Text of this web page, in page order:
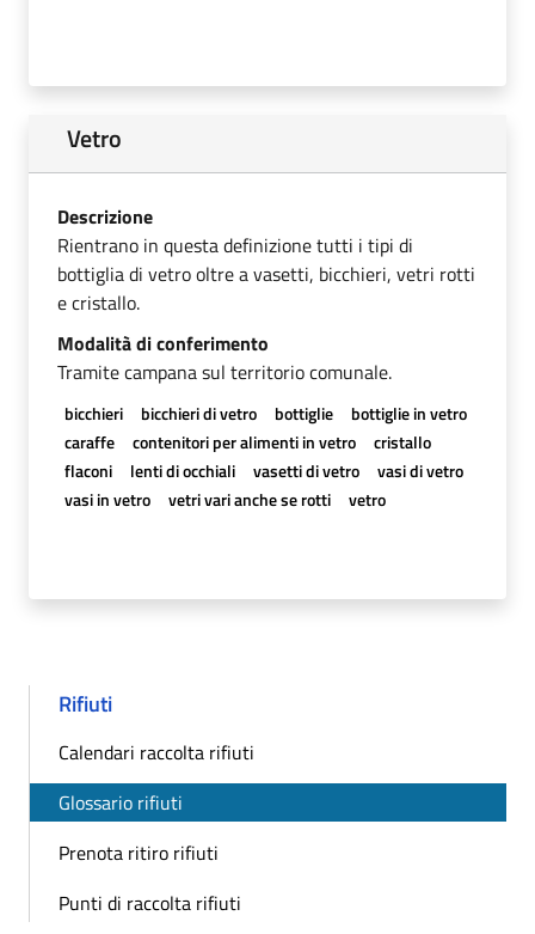
Vetro
Descrizione
Rientrano in questa definizione tutti i tipi di
bottiglia di vetro oltre a vasetti, bicchieri, vetri rotti
e cristallo.
Modalità di conferimento
Tramite campana sul territorio comunale.
bicchieri bicchieri di vetro bottiglie
bottiglie in vetro
caraffe
contenitori per alimenti in vetro
cristallo
flaconi
lenti di occhiali vasetti di vetro
vasi di vetro
vasi in vetro
vetri vari anche se rotti vetro
Rifiuti
Calendari raccolta rifiuti
Glossario rifiuti
Prenota ritiro rifiuti
Punti di raccolta rifiuti